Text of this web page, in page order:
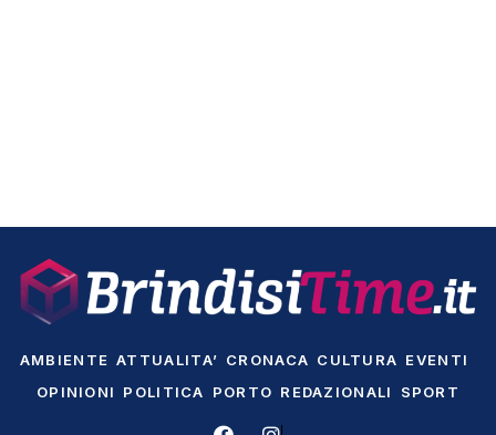
AMBIENTE ATTUALITA’ CRONACA CULTURA EVENTI
OPINIONI
POLITICA PORTO REDAZIONALI SPORT